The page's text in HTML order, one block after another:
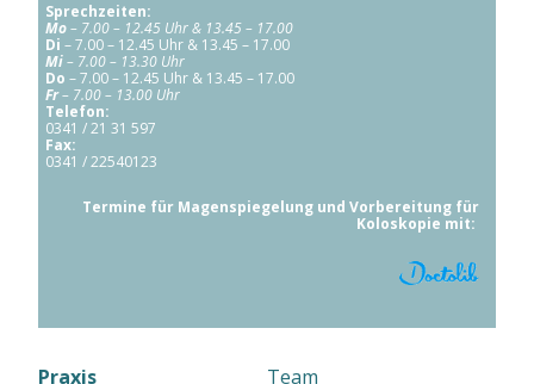
Sprechzeiten:
Mo– 7.00 – 12.45 Uhr & 13.45 – 17.00
Di – 7.00 – 12.45 Uhr & 13.45 – 17.00
Mi– 7.00 – 13.30 Uhr
Do – 7.00 – 12.45 Uhr & 13.45 – 17.00
Fr– 7.00 – 13.00 Uhr
Telefon:
0341 / 21 31 597
Fax:
0341 / 22540123
Termine für Magenspiegelung und Vorbereitung für
Koloskopie mit:
Praxis Team